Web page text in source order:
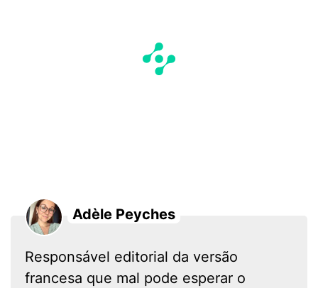
Adèle Peyches
Responsável editorial da versão
francesa que mal pode esperar o